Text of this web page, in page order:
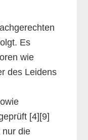
Es
wie
des Leidens
[4][9]
nur die